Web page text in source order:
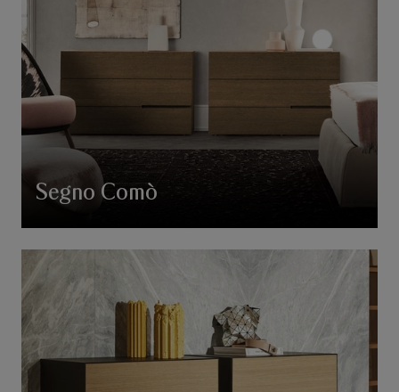
Segno Comò